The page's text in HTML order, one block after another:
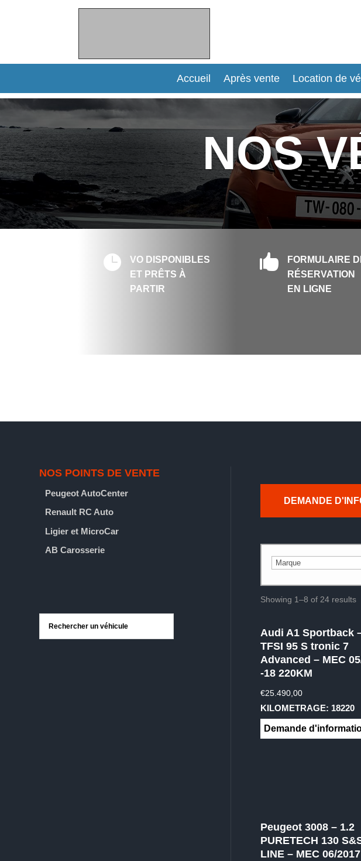
Accueil Après vente Location de
NOS

VO DISPONIBLES
ET PRÊTS À
PARTIR

FORMULAIRE
RÉSERVATION
EN LIGNE
NOS POINTS DE VENTE
Peugeot AutoCenter
Renault RC Auto
Ligier et MicroCar
AB Carosserie
DEMANDE
Showing 1–8 of 24 results
Audi A1 Sportback
TFSI 95 S tronic 7
Advanced – MEC
-18 220KM
€25.490,00
KILOMETRAGE: 18220
Demande
Peugeot 3008 – 1.2
PURETECH 130
LINE – MEC 06/